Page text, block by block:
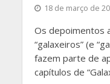
18 de março de
Os depoimentos
“galaxeiros” (e
fazem parte de
capítulos de